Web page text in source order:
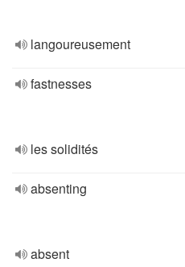
langoureusement
fastnesses
les solidités
absenting
absent